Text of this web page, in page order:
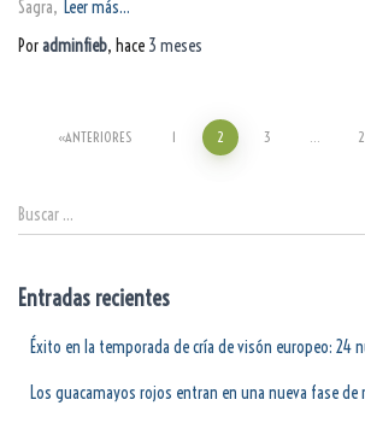
Sagra, Leer más…
Poradminfieb, hace 3 meses
ANTERIORES 1 2 3
Buscar …
Entradas recientes
Éxito en la temporada de cría de visón europeo: 24
Los guacamayos rojos entran en una nueva fase